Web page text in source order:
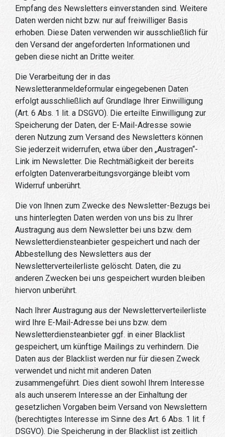
Empfang des Newsletters einverstanden sind. Weitere
Daten werden nicht bzw. nur auf freiwilliger Basis
erhoben. Diese Daten verwenden wir ausschließlich für
den Versand der angeforderten Informationen und
geben diese nicht an Dritte weiter.
Die Verarbeitung der in das
Newsletteranmeldeformular eingegebenen Daten
erfolgt ausschließlich auf Grundlage Ihrer Einwilligung
(Art. 6 Abs. 1 lit. a DSGVO). Die erteilte Einwilligung zur
Speicherung der Daten, der E-Mail-Adresse sowie
deren Nutzung zum Versand des Newsletters können
Sie jederzeit widerrufen, etwa über den „Austragen“-
Link im Newsletter. Die Rechtmäßigkeit der bereits
erfolgten Datenverarbeitungsvorgänge bleibt vom
Widerruf unberührt.
Die von Ihnen zum Zwecke des Newsletter-Bezugs bei
uns hinterlegten Daten werden von uns bis zu Ihrer
Austragung aus dem Newsletter bei uns bzw. dem
Newsletterdiensteanbieter gespeichert und nach der
Abbestellung des Newsletters aus der
Newsletterverteilerliste gelöscht. Daten, die zu
anderen Zwecken bei uns gespeichert wurden bleiben
hiervon unberührt.
Nach Ihrer Austragung aus der Newsletterverteilerliste
wird Ihre E-Mail-Adresse bei uns bzw. dem
Newsletterdiensteanbieter ggf. in einer Blacklist
gespeichert, um künftige Mailings zu verhindern. Die
Daten aus der Blacklist werden nur für diesen Zweck
verwendet und nicht mit anderen Daten
zusammengeführt. Dies dient sowohl Ihrem Interesse
als auch unserem Interesse an der Einhaltung der
gesetzlichen Vorgaben beim Versand von Newslettern
(berechtigtes Interesse im Sinne des Art. 6 Abs. 1 lit. f
DSGVO). Die Speicherung in der Blacklist ist zeitlich